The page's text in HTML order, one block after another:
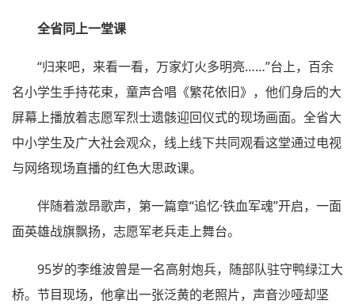
全省同上一堂课
“归来吧，来看一看，万家灯火多明亮……”台上，百余
名小学生手持花束，童声合唱《繁花依旧》，他们身后的大
屏幕上播放着志愿军烈士遗骸迎回仪式的现场画面。全省大
中小学生及广大社会观众，线上线下共同观看这堂通过电视
与网络现场直播的红色大思政课。
伴随着激昂歌声，第一篇章“追忆·铁血军魂”开启，一面
面英雄战旗飘扬，志愿军老兵走上舞台。
95岁的李维波曾是一名高射炮兵，随部队驻守鸭绿江大
桥。节目现场，他拿出一张泛黄的老照片，声音沙哑却坚